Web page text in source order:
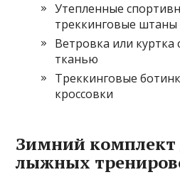
Утепленные
треккинговые штаны
Ветровка или
тканью
Треккинговые
кроссовки
Зимний комплект
лыжных